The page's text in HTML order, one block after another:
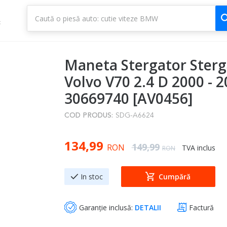
Maneta Stergator
Volvo V70 2.4 D 2000 -
30669740 [AV0456]
COD PRODUS: SDG-A6624
Special Price
134,99 RON Regular Price
149,99 RON TVA inclus
In stoc Cumpără
Garanție inclusă: DETALII Factură